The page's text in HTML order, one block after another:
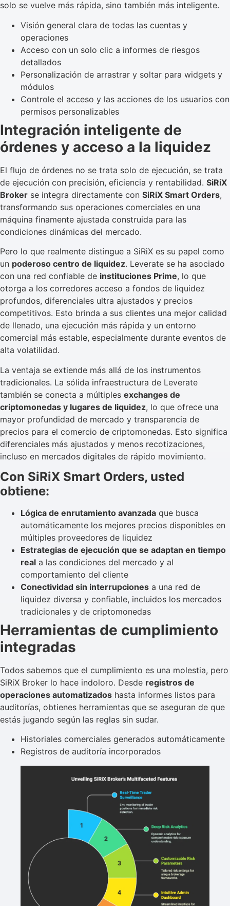
solo se vuelve más rápida, sino también más inteligente.
Visión general clara de todas las cuentas y
operaciones
Acceso con un solo clic a informes de riesgos
detallados
Personalización de arrastrar y soltar para widgets y
módulos
Controle el acceso y las acciones de los usuarios con
permisos personalizables
Integración inteligente de
órdenes y acceso a la liquidez
El flujo de órdenes no se trata solo de ejecución, se trata
de ejecución con precisión, eficiencia y rentabilidad. SiRiX
Broker se integra directamente con SiRiX Smart Orders,
transformando sus operaciones comerciales en una
máquina finamente ajustada construida para las
condiciones dinámicas del mercado.
Pero lo que realmente distingue a SiRiX es su papel como
un poderoso centro de liquidez. Leverate se ha asociado
con una red confiable de instituciones Prime, lo que
otorga a los corredores acceso a fondos de liquidez
profundos, diferenciales ultra ajustados y precios
competitivos. Esto brinda a sus clientes una mejor calidad
de llenado, una ejecución más rápida y un entorno
comercial más estable, especialmente durante eventos de
alta volatilidad.
La ventaja se extiende más allá de los instrumentos
tradicionales. La sólida infraestructura de Leverate
también se conecta a múltiples exchanges de
criptomonedas y lugares de liquidez, lo que ofrece una
mayor profundidad de mercado y transparencia de
precios para el comercio de criptomonedas. Esto significa
diferenciales más ajustados y menos recotizaciones,
incluso en mercados digitales de rápido movimiento.
Con SiRiX Smart Orders, usted
obtiene:
Lógica de enrutamiento avanzada que busca
automáticamente los mejores precios disponibles en
múltiples proveedores de liquidez
Estrategias de ejecución que se adaptan en tiempo
real a las condiciones del mercado y al
comportamiento del cliente
Conectividad sin interrupciones a una red de
liquidez diversa y confiable, incluidos los mercados
tradicionales y de criptomonedas
Herramientas de cumplimiento
integradas
Todos sabemos que el cumplimiento es una molestia, pero
SiRiX Broker lo hace indoloro. Desde registros de
operaciones automatizados hasta informes listos para
auditorías, obtienes herramientas que se aseguran de que
estás jugando según las reglas sin sudar.
Historiales comerciales generados automáticamente
Registros de auditoría incorporados